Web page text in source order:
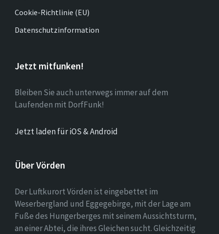
Cookie-Richtlinie (EU)
Datenschutzinformation
Jetzt mitfunken!
Bleiben Sie auch unterwegs immer auf dem
Laufenden mit DorfFunk!
Jetzt laden für iOS & Android
Über Vörden
Der Luftkurort Vörden ist eingebettet im
Weserbergland und Eggegebirge, mit der Lage am
Fuße des Hungerberges mit seinem Aussichtsturm,
an einer Abtei, die ihres Gleichen sucht. Gleichzeitig